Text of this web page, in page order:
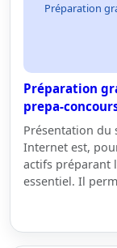
Préparation
Préparation
prepa-
Présentation du
Internet est,
actifs préparant
essentiel. Il